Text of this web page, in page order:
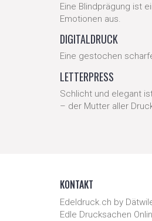
Eine Blindprägung ist
Emotionen aus.
DIGITALDRUCK
Eine gestochen
LETTERPRESS
Schlicht und elegant
– der Mutter aller
KONTAKT
Edeldruck.ch by
Edle Drucksachen